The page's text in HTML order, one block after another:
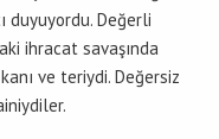
duyuyordu. Değerli
ihracat savaşında
ve teriydi. Değersiz